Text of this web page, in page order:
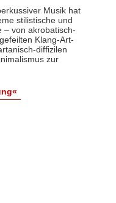
Musik hat
stilistische und
– von akrobatisch-
Klang-Art-
diffizilen
zur